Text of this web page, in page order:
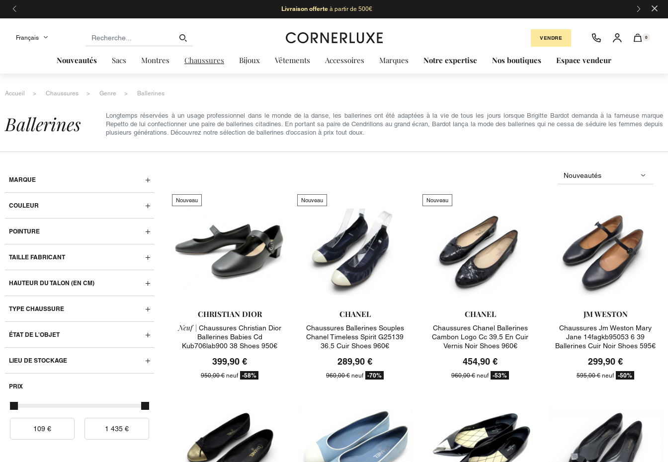
Livraison offerteà partir de 500€ ×
VENDRE 0
Nouveautés Sacs Montres Chaussures Bijoux Vêtements Accessoires Marques Notre expertise Nos boutiques Espace vendeur
Accueil Chaussures Genre Ballerines
ballerines
Longtemps réservées à un usage professionnel dans le monde de la danse, les ballerines ont été adaptées à la vie de tous les jours lorsque Brigitte Bardot demanda à la fameuse marque
Repetto de lui confectionner une paire de ballerines citadines. En portant sa paire de Cendrillons au grand écran, Bardot lança la mode des ballerines qui ne cessa de séduire les femmes depuis
plusieurs générations. Découvrez notre sélection de ballerines d'occasion à prix tout doux.
MARQUE
COULEUR
POINTURE
TAILLE FABRICANT
HAUTEUR DU TALON (EN CM)
TYPE CHAUSSURE
ÉTAT DE L'OBJET
LIEU DE STOCKAGE
PRIX
Nouveau
CHRISTIAN DIOR
Neuf | Chaussures Christian Dior
Ballerines Babies Cd
Kub706lab900 38 Shoes 950€
399,90 €
950,00 € neuf -58%
Nouveau
CHANEL
Chaussures Ballerines Souples
Chanel Timeless Spirit G25139
36.5 Cuir Shoes 960€
289,90 €
960,00 € neuf -70%
Nouveau
CHANEL
Chaussures Chanel Ballerines
Cambon Logo Cc 39.5 En Cuir
Vernis Noir Shoes 960€
454,90 €
960,00 € neuf -53%
JM WESTON
Chaussures Jm Weston Mary
Jane 14fagkb95053 6 39
Ballerines Cuir Noir Shoes 595€
299,90 €
595,00 € neuf -50%